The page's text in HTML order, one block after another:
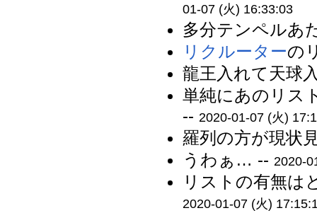
01-07 (火) 16:33:03
多分テンペルあ
リクルーターの
龍王入れて天球
単純にあのリス
-- 2020-01-07 (火)
羅列の方が現状
うわぁ… -- 2020-
リストの有無は
2020-01-07 (火)